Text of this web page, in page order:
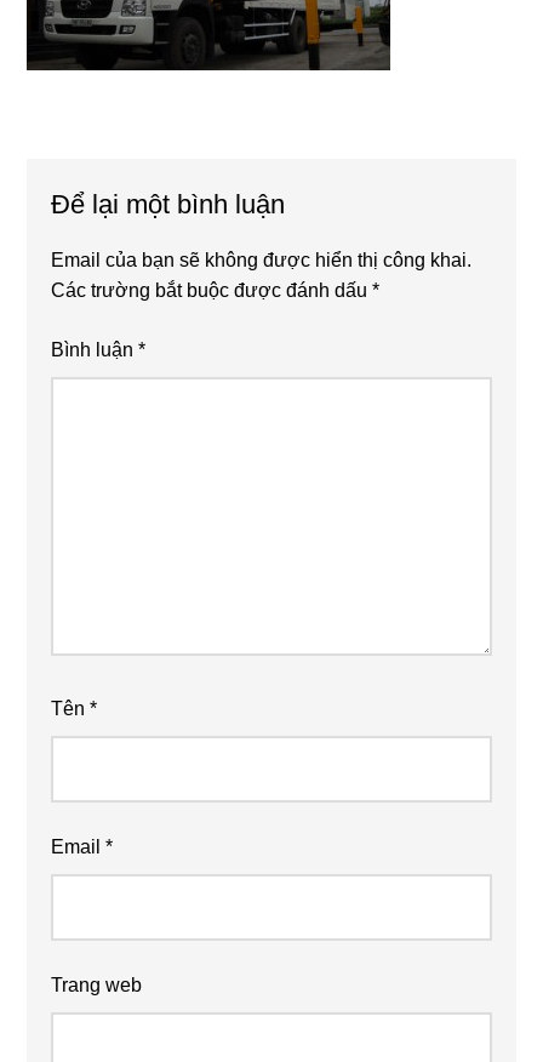
Interactions
Để lại một bình luận
Email của bạn sẽ không được hiển thị công khai.
Các trường bắt buộc được đánh dấu*
Bình luận*
Tên*
Email*
Trang web